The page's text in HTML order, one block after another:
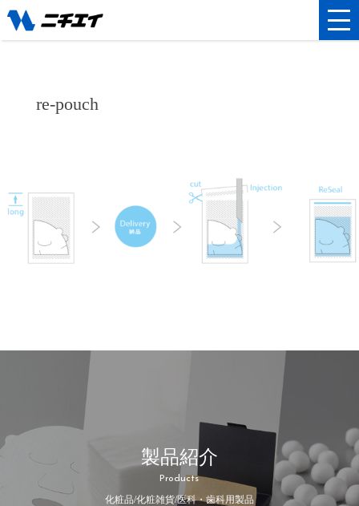
re-pouch
製品紹介
Products
化粧品/化粧雑貨/医科・歯科用製品